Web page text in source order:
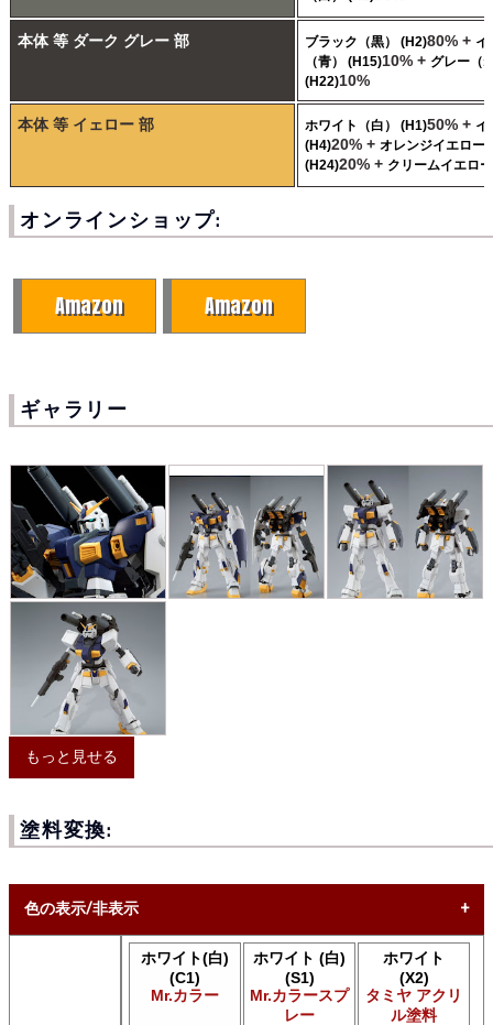
本体 等 ダーク グレー 部 ブラック（黒） (H2)80% + イ
（青） (H15)10% + グレー（
(H22)10%
本体 等 イェロー 部 ホワイト（白） (H1)50% + イ
(H4)20% + オレンジイエロー
(H24)20% + クリームイエロ
オンラインショップ:
Amazon Amazon
ギャラリー
もっと見せる
塗料変換:
色の表示/非表示
* ボックスをオン/オフにして、同等の色を見つけやすくしま
ホワイト(白)
(C1)
Mr.カラー
ホワイト (白)
(S1)
Mr.カラースプ
レー
ホワイト
(X2)
タミヤ アクリ
ル塗料